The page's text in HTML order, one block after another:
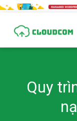
Skip
content
Quy